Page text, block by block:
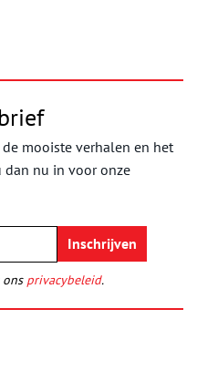
mooiste verhalen en het
dan nu in voor onze
privacybeleid.